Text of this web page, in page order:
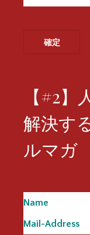
【#2
解決す
ルマガ
Name
Mail-Address